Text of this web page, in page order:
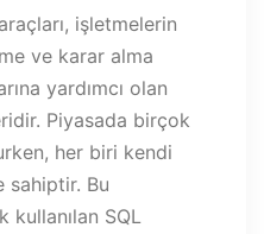
işletmelerin
ve karar alma
yardımcı olan
Piyasada birçok
her biri kendi
sahiptir. Bu
kullanılan SQL